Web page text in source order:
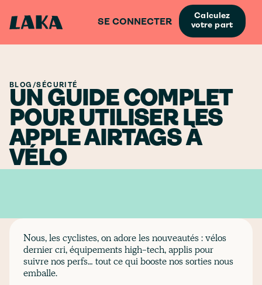
SE CONNECTER
Calculez
votre part
BLOG /SÉCURITÉ
UN GUIDE COMPLET
POUR UTILISER LES
APPLE AIRTAGS À
VÉLO
Nous, les cyclistes, on adore les nouveautés : vélos
dernier cri, équipements high-tech, applis pour
suivre nos perfs… tout ce qui booste nos sorties nous
emballe.